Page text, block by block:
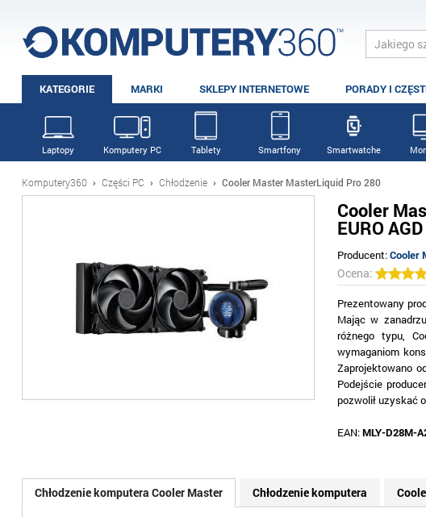
KATEGORIE MARKI SKLEPY INTERNETOWE PORADY I
Laptopy Komputery PC Tablety Smartfony Smartwatche
Komputery360 › Części PC › Chłodzenie › Cooler Master MasterLiquid Pro 280
Cooler
EURO AGD
Producent:Cooler
Ocena:
Prezentowany
Mając w
różnego typu,
wymaganiom
Zaprojektowano
Podejście
pozwolił uzyskać
EAN:MLY-D28M-
Chłodzenie komputera Cooler Master Chłodzenie komputera